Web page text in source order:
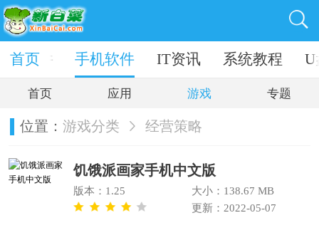
脑软件 手机软件 IT资讯 系统教程 U
首页
首页 应用 游戏 专题
位置： 游戏分类 经营策略
饥饿派画家手机中文版
版本：1.25
大小：138.67 MB
更新：2022-05-07